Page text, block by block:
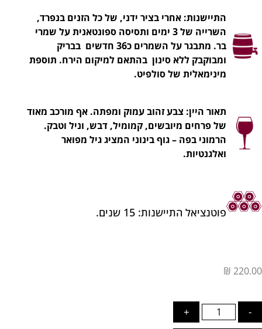
התיישנות: אחרי בציר ידני, של כל הזנים בנפרד,
השרייה של 3 ימים ותסיסה ספונטאנית על שמרי
בר. מתבגר על השמרים כ36 חדשים בבריק
ומבוקבק ללא סינון בהתאם למיקום הירח. תוספת
מינימאלית של סולפיט.
תאור היין: צבע זהוב עמוק ומפתה. אף מורכב מאוד
של פרחים מיובשים, קמומיל, דבש, וניל וטבק.
הרמוני בפה – גוף בינוני המציג גיל מפואר
ואלגנטיות.
פוטנציאל התיישנות: 15 שנים.
₪ 220.00
-
כמות
של
+